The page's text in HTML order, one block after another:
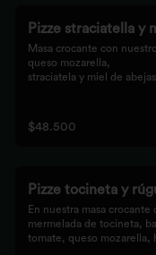
Pizze straciatella y
Masa crocante con
queso mozarella,
straciatela y miel de
$48.500
Pizze tocineta y
En nuestra masa crocante
mermelada de tocineta,
tomate, queso mozarella,